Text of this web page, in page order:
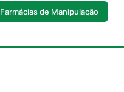
Farmácias de Manipulação